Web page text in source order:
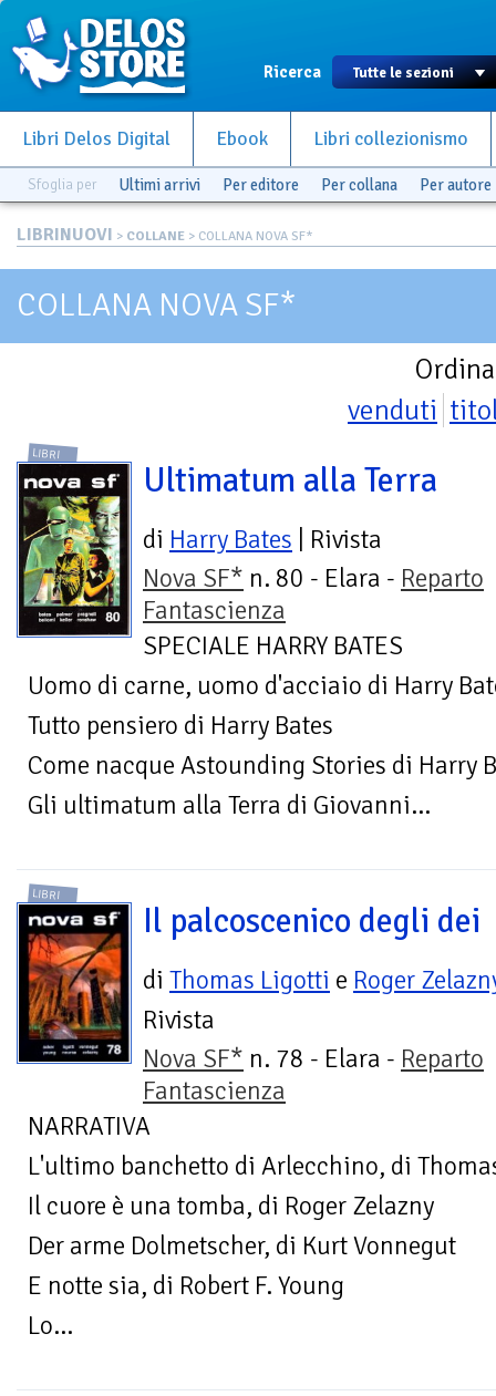
Ricerca
Libri Delos Digital Ebook Libri collezionismo
Sfoglia per Ultimi arrivi Per editore Per collana Per autore
LIBRINUOVI > COLLANE > COLLANA NOVA SF*
COLLANA NOVA SF*
venduti
LIBRI
Ultimatum alla Terra
di Harry Bates | Rivista
Nova SF* n. 80 - Elara - Reparto
Fantascienza
SPECIALE HARRY BATES
Uomo di carne, uomo d'acciaio di Harry
Tutto pensiero di Harry Bates
Come nacque Astounding Stories di Harry
Gli ultimatum alla Terra di Giovanni...
LIBRI
Il palcoscenico degli dei
di Thomas Ligotti e Roger
Rivista
Nova SF* n. 78 - Elara - Reparto
Fantascienza
NARRATIVA
L'ultimo banchetto di Arlecchino, di
Il cuore è una tomba, di Roger Zelazny
Der arme Dolmetscher, di Kurt Vonnegut
E notte sia, di Robert F. Young
Lo...